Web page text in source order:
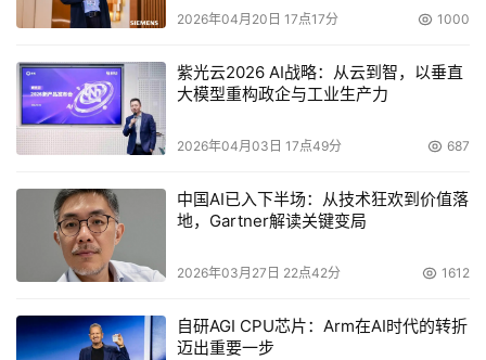
2026年04月20日 17点17分 1000
紫光云2026 AI战略：从云到智，以垂直
大模型重构政企与工业生产力
2026年04月03日 17点49分 687
中国AI已入下半场：从技术狂欢到价值落
地，Gartner解读关键变局
2026年03月27日 22点42分 1612
自研AGI CPU芯片：Arm在AI时代的转折
迈出重要一步